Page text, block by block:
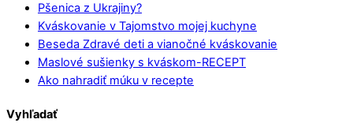
Pšenica z Ukrajiny?
Kváskovanie v Tajomstvo mojej kuchyne
Beseda Zdravé deti a vianočné kváskovanie
Maslové sušienky s kváskom-RECEPT
Ako nahradiť múku v recepte
Vyhľadať